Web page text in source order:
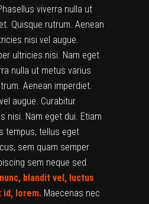
viverra nulla ut
Quisque rutrum. Aenean
nisi vel augue.
ultricies nisi. Nam eget
nulla ut metus varius
Aenean imperdiet.
augue. Curabitur
nisi. Nam eget dui. Etiam
tempus, tellus eget
sem quam semper
sem neque sed
blandit vel, luctus
id, lorem. Maecenas nec